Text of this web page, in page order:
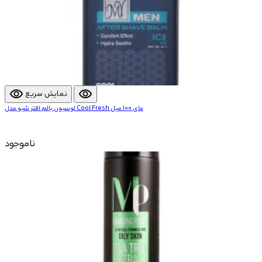
visibility نمایش سریع visibility
لوسیون بالم افتر شیو مدل Cool Fresh مای 100 میل
ناموجود